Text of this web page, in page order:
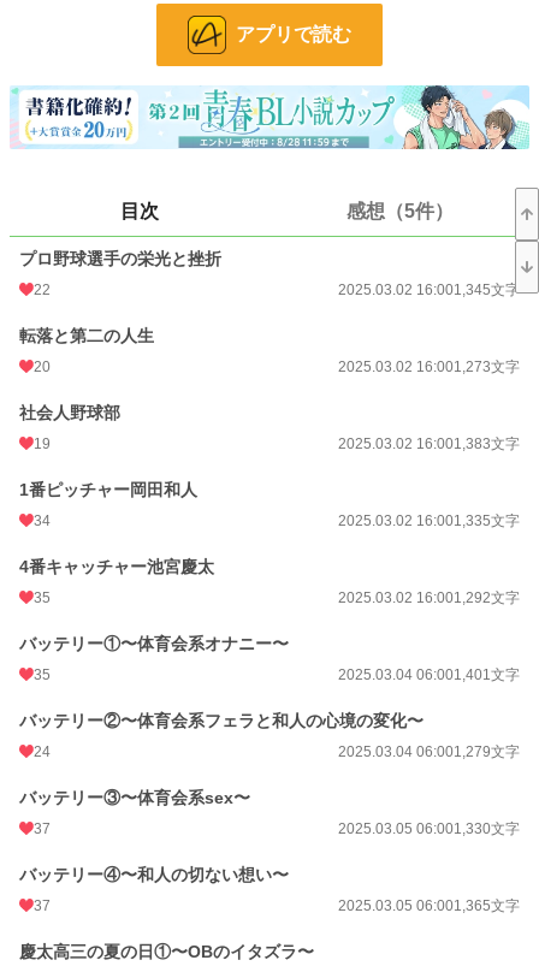
文字数 83,805
更新日時 2025.04.13 06:00
2025.04.13 05:57
週間ポイント 594 pt (13,007 位)
月間ポイント
年間ポイント 58,738 pt (9,247 位)
累計ポイント
アプリで読む
目次 感想（5件）
プロ野球選手の栄光と挫折
22 2025.03.02 16:001,345文字
転落と第二の人生
20 2025.03.02 16:001,273文字
社会人野球部
19 2025.03.02 16:001,383文字
1番ピッチャー岡田和人
34 2025.03.02 16:001,335文字
4番キャッチャー池宮慶太
35 2025.03.02 16:001,292文字
バッテリー①〜体育会系オナニー〜
35 2025.03.04 06:001,401文字
バッテリー②〜体育会系フェラと和人の心境の変化〜
24 2025.03.04 06:001,279文字
バッテリー③〜体育会系sex〜
37 2025.03.05 06:001,330文字
バッテリー④〜和人の切ない想い〜
37 2025.03.05 06:001,365文字
慶太高三の夏の日①〜OBのイタズラ〜